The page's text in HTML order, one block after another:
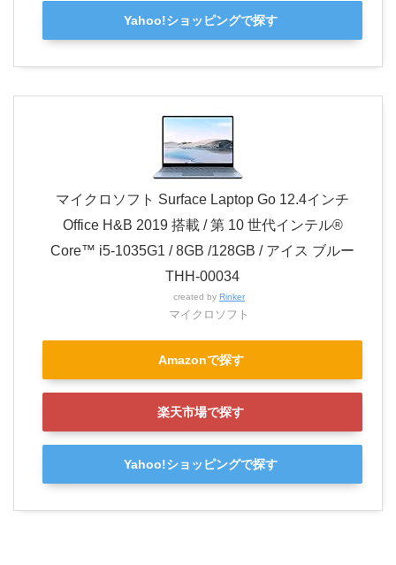
Yahoo!ショッピングで探す
マイクロソフト Surface Laptop Go 12.4インチ
Office H&B 2019 搭載 / 第 10 世代インテル®
Core™ i5-1035G1 / 8GB /128GB / アイス ブルー
THH-00034
created by Rinker
マイクロソフト
Amazonで探す
楽天市場で探す
Yahoo!ショッピングで探す